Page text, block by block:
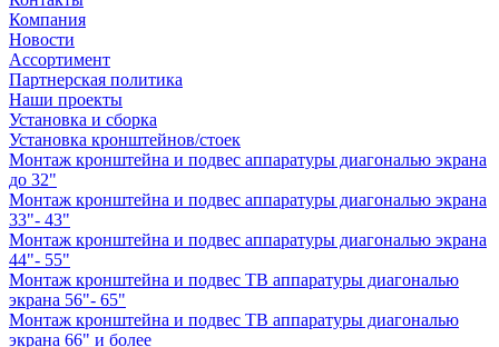
Компания
Новости
Ассортимент
Партнерская политика
Наши проекты
Установка и сборка
Установка кронштейнов/стоек
Монтаж кронштейна и подвес аппаратуры диагональю экрана
до 32"
Монтаж кронштейна и подвес аппаратуры диагональю экрана
33"- 43"
Монтаж кронштейна и подвес аппаратуры диагональю экрана
44"- 55"
Монтаж кронштейна и подвес ТВ аппаратуры диагональю
экрана 56"- 65"
Монтаж кронштейна и подвес ТВ аппаратуры диагональю
экрана 66" и более